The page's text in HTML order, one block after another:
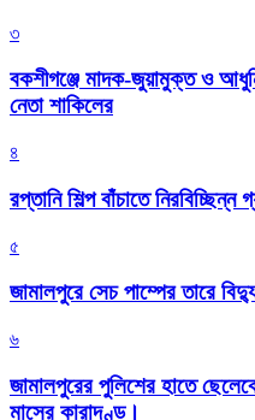
৩
বকশীগঞ্জে মাদক-জুয়ামুক্ত ও
নেতা শাকিলের
৪
রপ্তানি শিল্প বাঁচাতে
৫
জামালপুরে সেচ পাম্পের তারে
৬
জামালপুরের পুলিশের হাতে
মাসের কারাদণ্ড।